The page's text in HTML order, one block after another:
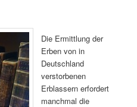
Die Ermittlung der
Erben von in
Deutschland
verstorbenen
Erblassern erfordert
manchmal die